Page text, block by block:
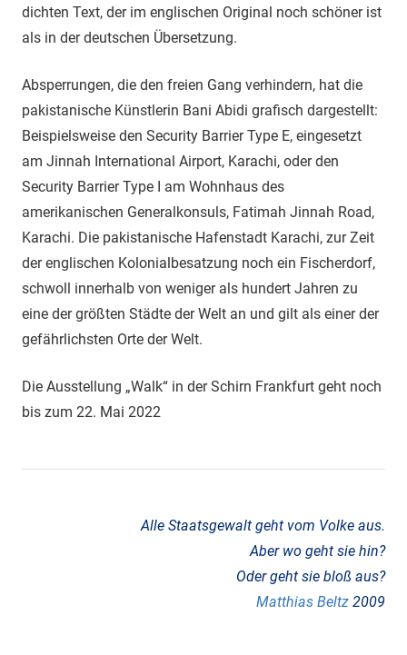
dichten Text, der im englischen Original noch schöner ist
als in der deutschen Übersetzung.
Absperrungen, die den freien Gang verhindern, hat die
pakistanische Künstlerin Bani Abidi grafisch dargestellt:
Beispielsweise den Security Barrier Type E, eingesetzt
am Jinnah International Airport, Karachi, oder den
Security Barrier Type I am Wohnhaus des
amerikanischen Generalkonsuls, Fatimah Jinnah Road,
Karachi. Die pakistanische Hafenstadt Karachi, zur Zeit
der englischen Kolonialbesatzung noch ein Fischerdorf,
schwoll innerhalb von weniger als hundert Jahren zu
eine der größten Städte der Welt an und gilt als einer der
gefährlichsten Orte der Welt.
Die Ausstellung „Walk“ in der Schirn Frankfurt geht noch
bis zum 22. Mai 2022
Alle Staatsgewalt geht vom Volke aus.
Aber wo geht sie hin?
Oder geht sie bloß aus?
Matthias Beltz 2009